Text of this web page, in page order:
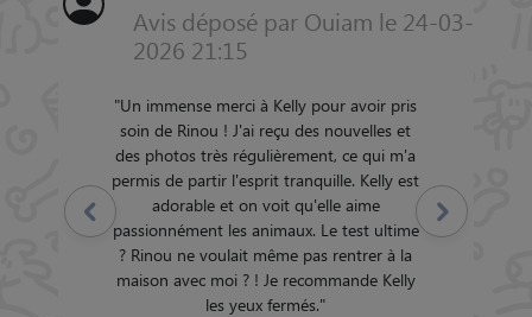
Avis déposé par Ouiam le 24-03-
2026 21:15
"Un immense merci à Kelly pour avoir pris
soin de Rinou ! J'ai reçu des nouvelles et
des photos très régulièrement, ce qui m'a
permis de partir l'esprit tranquille. Kelly est
adorable et on voit qu'elle aime
passionnément les animaux. Le test ultime
? Rinou ne voulait même pas rentrer à la
maison avec moi ? ! Je recommande Kelly
les yeux fermés."
Précédent Suivant